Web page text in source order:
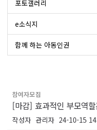
포토갤러리
e소식지
함께 하는 아동인권
참여자모집
[마감] 효과적인 부모역
작성자 관리자 24-10-15